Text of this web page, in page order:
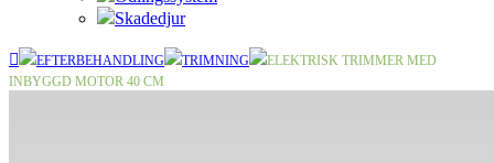
Skadedjur
EFTERBEHANDLING TRIMNING
ELEKTRISK TRIMMER MED
INBYGGD MOTOR 40 CM